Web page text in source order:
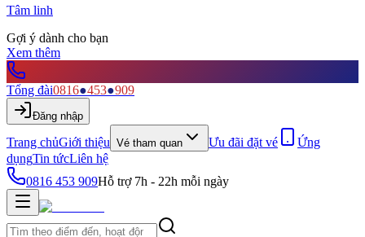
Tâm linh
Gợi ý dành cho bạn
Xem thêm
Tổng đài0816●453●909
Đăng nhập
Trang chủGiới thiệu Vé tham quan Ưu đãi đặt vé
Ứng
dụngTin tứcLiên hệ
0816 453 909Hỗ trợ 7h - 22h mỗi ngày